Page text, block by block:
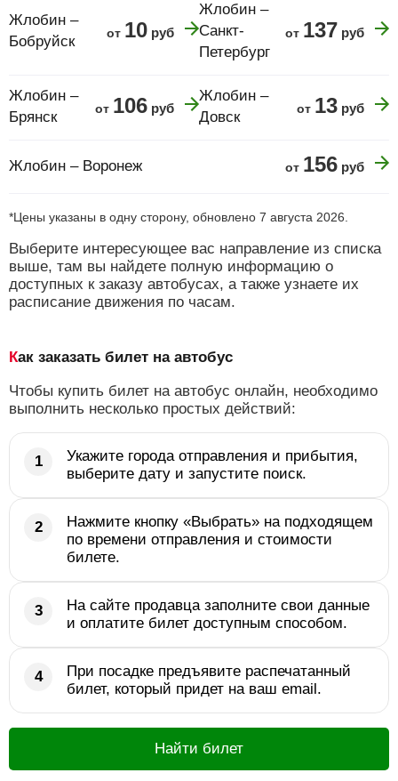
Жлобин –
Бобруйск
от 10 руб
Жлобин –
Санкт-
Петербург
от 137 руб
Жлобин –
Брянск
от 106 руб
Жлобин –
Довск
от 13 руб
Жлобин – Воронеж от 156 руб
*Цены указаны в одну сторону, обновлено 7 августа 2026.
Выберите интересующее вас направление из списка
выше, там вы найдете полную информацию о
доступных к заказу автобусах, а также узнаете их
расписание движения по часам.
Как заказать билет на автобус
Чтобы купить билет на автобус онлайн, необходимо
выполнить несколько простых действий:
Укажите города отправления и прибытия,
выберите дату и запустите поиск.
Нажмите кнопку «Выбрать» на подходящем
по времени отправления и стоимости
билете.
На сайте продавца заполните свои данные
и оплатите билет доступным способом.
При посадке предъявите распечатанный
билет, который придет на ваш email.
Найти билет